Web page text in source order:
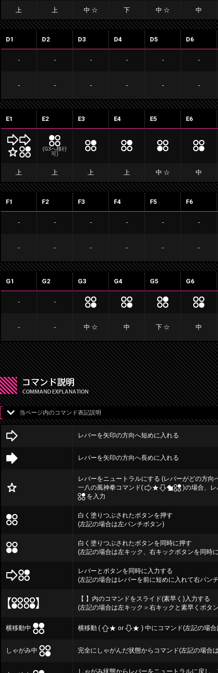
上 上 中 ☆ 下 中 ☆ 中
D1 D2 D3 D4 D5 D6
- - - - - -
- - - - - -
E1 E2 E3 E4 E5 E6
(G3へ移行
可)
上 上 上 上 中 ☆ 中
F1 F2 F3 F4 F5 F6
- - - - - -
- - - - - -
G1 G2 G3 G4 G5 G6
- -
- - 中 ☆ 中 下 ☆ 中
当ページ内のコマンド表記説明
レバーを矢印の方向へ短めに入れる
レバーを矢印の方向へ長めに入れる
レバーをニュートラルにする (レバーがどの方向
一八の風神拳コマンド(
)の場合、
を入力
白く塗りつぶされたボタンを押す
(左記の場合は左パンチボタン)
白く塗りつぶされたボタンを同時に押す
(左記の場合は左キック、右キックボタンを同時
レバーとボタンを同時に入力する
(左記の場合はレバーを前に短めに入れて右パン
【 】内のコマンドをスライド(素早く)入力する
(左記の場合は左キック＞右キックと素早くボタ
横移動中 横移動 ( or ) 中にコマンド(左記の場
しゃがみ中 完全にしゃがんだ状態からコマンド(左記の場合
しゃがみ状態からレバーをニュートラルに戻し